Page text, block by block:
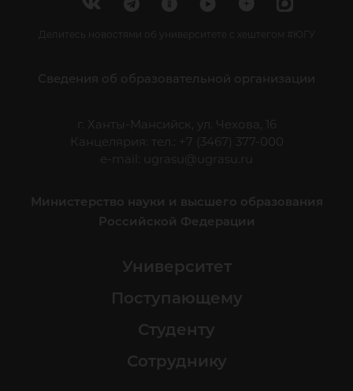
Делитесь новостями об университете с хештегом #ЮГУ
Сведения об образовательной организации
г. Ханты-Мансийск, ул. Чехова, 16
Канцелярия: тел.: +7 (3467) 377-000
e-mail:
ugrasu@ugrasu.ru
Министерство науки и высшего образования
Российской Федерации
Университет
Поступающему
Студенту
Сотруднику